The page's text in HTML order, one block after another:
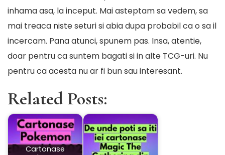
inhama asa, la inceput. Mai asteptam sa vedem, sa
mai treaca niste seturi si abia dupa probabil ca o sa il
incercam. Pana atunci, spunem pas. Insa, atentie,
doar pentru ca suntem bagati si in alte TCG-uri. Nu
pentru ca acesta nu ar fi bun sau interesant.
Related Posts:
Cartonase